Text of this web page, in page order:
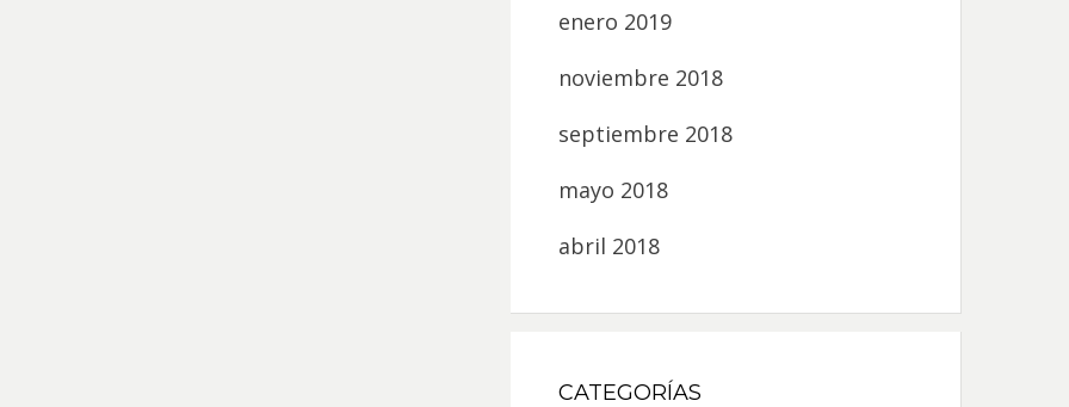
enero 2019
noviembre 2018
septiembre 2018
mayo 2018
abril 2018
CATEGORÍAS